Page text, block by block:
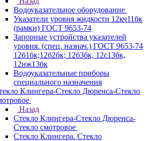
Водоуказательное оборудование
Указатели уровня жидкости 12кч11бк
(рамки) ГОСТ 9653-74
Запорные устройства указателей
уровня. (спец. назнач.) ГОСТ 9653-74
12б1бк;12б2бк; 12б3бк, 12с13бк,
12нж13бк
Водоуказательные приборы
специального назначения
Клингера-Стекло Дюренса-Стекло
Назад
Стекло Клингера-Стекло Дюренса-
Стекло смотровое
Стекло Клингера. Стекло